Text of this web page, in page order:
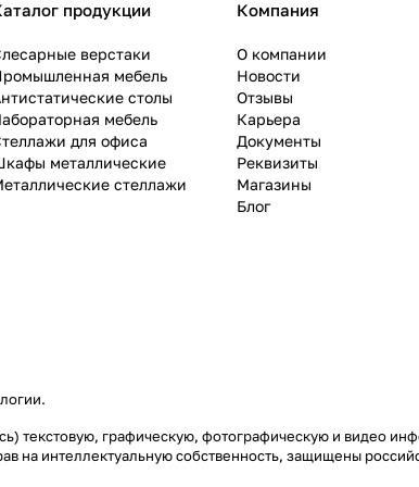
продукции
верстаки
мебель
столы
мебель
для офиса
металлические
стеллажи
Компания
О компании
Новости
Отзывы
Карьера
Документы
Реквизиты
Магазины
Блог
.
текстовую, графическую, фотографическую и видео
на интеллектуальную собственность, защищены